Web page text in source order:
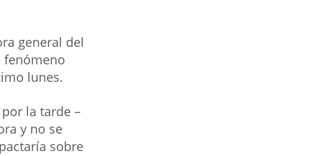
general del
fenómeno
lunes.
la tarde –
y no se
sobre